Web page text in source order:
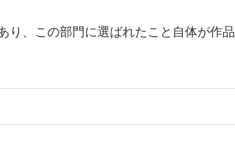
り、この部門に選ばれたこと自体が作品